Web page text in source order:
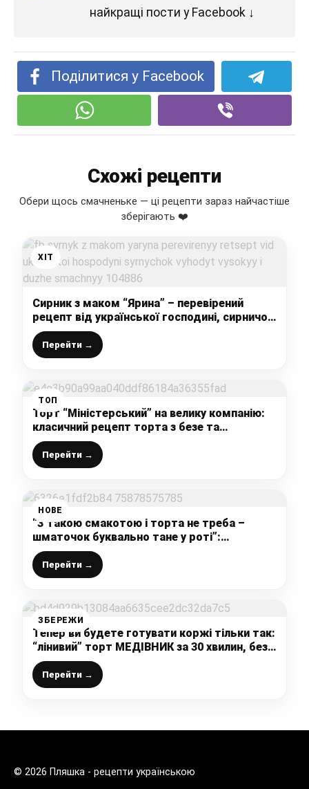
найкращі пости у Facebook ↓
Поділитися у Facebook
Схожі рецепти
Обери щось смачненьке — ці рецепти зараз найчастіше
зберігають ❤️
ХІТ
Сирник з маком “Ярина” – перевірений
рецепт від української господині, сирничок
виходить високий і дуже смачний
Перейти →
ТОП
Торт “Міністерський” на велику компанію:
класичний рецепт торта з безе та
бісквітними коржами, виходить дуже
великим, важким і дуже смачним
Перейти →
НОВЕ
“З такою смакотою і торта не треба –
шматочок буквально тане у роті”:
йогуртовий пиріг без борошна (недорогий
десерт із простих продуктів)
Перейти →
ЗБЕРЕЖИ
Тепер ви будете готувати коржі тільки так:
“лінивий” торт МЕДІВНИК за 30 хвилин, без
розкачування коржів і з незвичайним
секретом
Перейти →
© 2026 Пляшка - рецепти українською